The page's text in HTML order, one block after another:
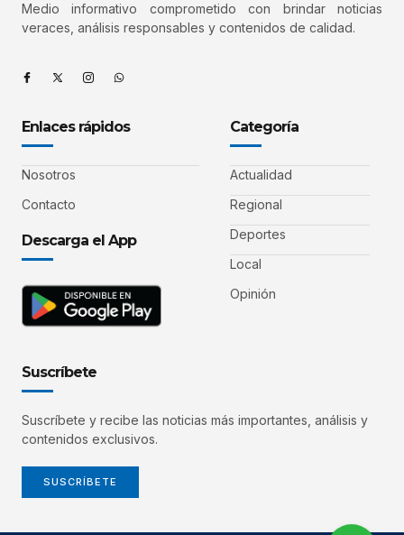
Medio informativo comprometido con brindar noticias
veraces, análisis responsables y contenidos de calidad.
Enlaces rápidos
Nosotros
Contacto
Descarga el App
Categoría
Actualidad
Regional
Deportes
Local
Opinión
Suscríbete
Suscríbete y recibe las noticias más importantes, análisis y
contenidos exclusivos.
SUSCRÍBETE